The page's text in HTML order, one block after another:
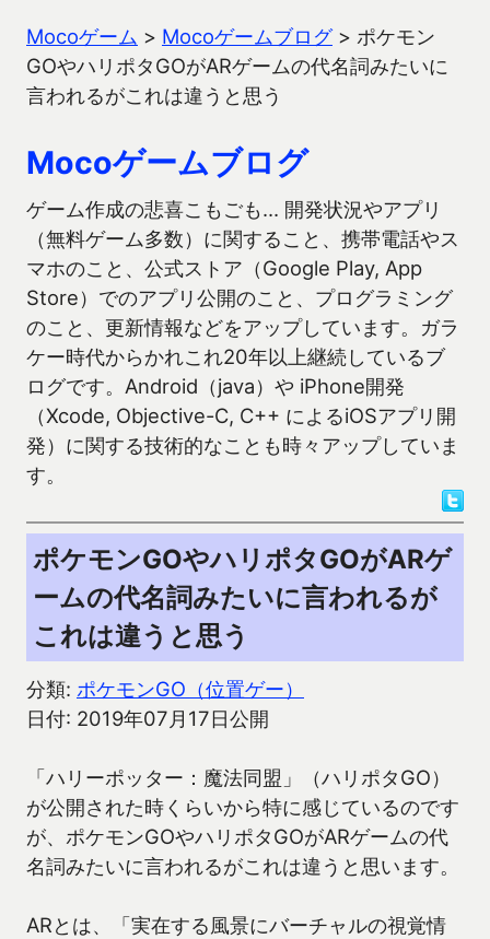
Mocoゲーム > Mocoゲームブログ> ポケモン
GOやハリポタGOがARゲームの代名詞みたいに
言われるがこれは違うと思う
Mocoゲームブログ
ゲーム作成の悲喜こもごも… 開発状況やアプリ
（無料ゲーム多数）に関すること、携帯電話やス
マホのこと、公式ストア（Google Play, App
Store）でのアプリ公開のこと、プログラミング
のこと、更新情報などをアップしています。ガラ
ケー時代からかれこれ20年以上継続しているブ
ログです。Android（java）や iPhone開発
（Xcode, Objective-C, C++ によるiOSアプリ開
発）に関する技術的なことも時々アップしていま
す。
ポケモンGOやハリポタGOがARゲ
ームの代名詞みたいに言われるが
これは違うと思う
分類: ポケモンGO（位置ゲー）
日付: 2019年07月17日公開
「ハリーポッター：魔法同盟」（ハリポタGO）
が公開された時くらいから特に感じているのです
が、ポケモンGOやハリポタGOがARゲームの代
名詞みたいに言われるがこれは違うと思います。
ARとは、「実在する風景にバーチャルの視覚情